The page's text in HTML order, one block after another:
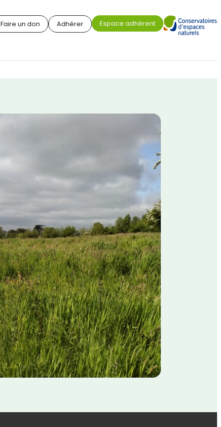
Faire un don Adhérer Espace adhérent